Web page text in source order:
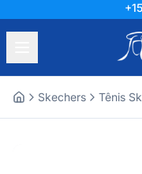
Skechers Tênis